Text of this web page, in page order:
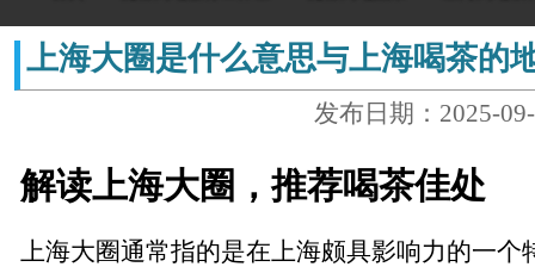
上海大圈是什么意思与上海喝茶的
发布日期：2025-
解读上海大圈，推荐喝茶佳处
上海大圈通常指的是在上海颇具影响力的一个